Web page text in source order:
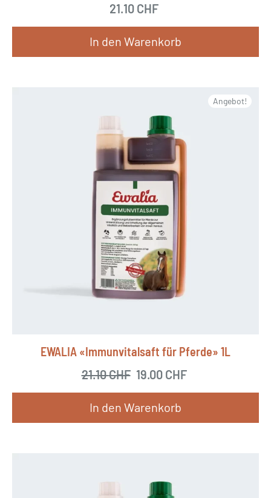
21.10 CHF
In den Warenkorb
Angebot!
EWALIA «Immunvitalsaft für Pferde» 1L
21.10CHF Ursprünglicher Preis war:
19.00 CHF
In den Warenkorb